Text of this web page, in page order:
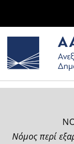
Νόμος περί